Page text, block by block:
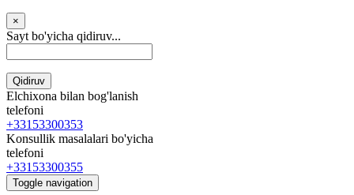
×
Sayt bo'yicha qidiruv...
Qidiruv
Elchixona bilan bog'lanish
telefoni
+33153300353
Konsullik masalalari bo'yicha
telefoni
+33153300355
Toggle navigation